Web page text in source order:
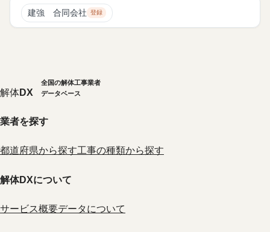
建強 合同会社 登録
解体DX
全国の解体工事業者
データベース
業者を探す
都道府県から探す工事の種類から探す
解体DXについて
サービス概要データについて